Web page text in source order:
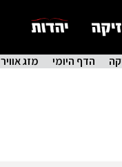
הדף היומי מזג אוויר